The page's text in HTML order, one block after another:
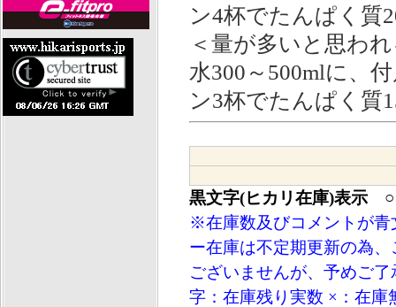
ン4杯でたんぱく質
＜量が多いと思わ
水300～500mlに、
ン3杯でたんぱく質
黒文字(ヒカリ在庫)表示
※在庫数及びコメントが青
ー在庫は不定期更新の為
ございませんが、予めご
字：在庫残り実数 ×：在庫